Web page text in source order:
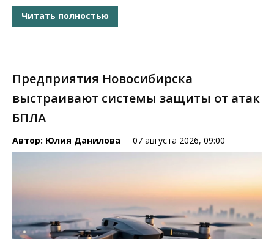
Читать полностью
Предприятия Новосибирска
выстраивают системы защиты от атак
БПЛА
Автор: Юлия Данилова 07 августа 2026, 09:00